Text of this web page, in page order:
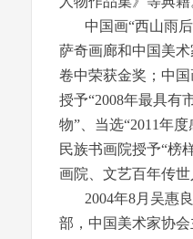
中国画“西山雨后
萨奇画廊和中国美
卷中荣获金奖；中
授予“2008年最具有
物”、当选“2011年
民族书画院授予“榜
画院、文艺百年传
2004年8月吴惠良
部，中国美术家协